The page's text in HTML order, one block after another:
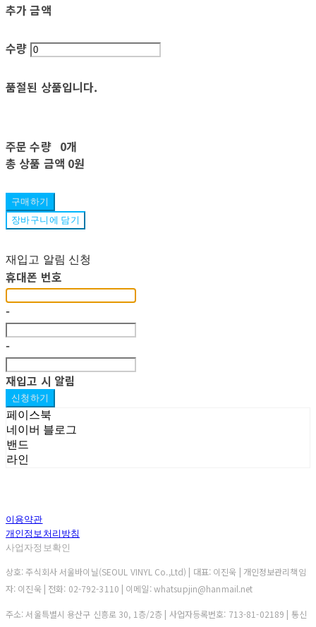
추가 금액
수량
품절된 상품입니다.
주문 수량 0개
총 상품 금액 0원
구매하기
장바구니에 담기
재입고 알림 신청
휴대폰 번호
-
-
재입고 시 알림
신청하기
페이스북
네이버 블로그
밴드
라인
이용약관
개인정보처리방침
사업자정보확인
상호: 주식회사 서울바이닐(SEOUL VINYL Co.,Ltd) | 대표: 이진욱 | 개인정보관리책임
자: 이진욱 | 전화: 02-792-3110 | 이메일: whatsupjin@hanmail.net
주소: 서울특별시 용산구 신흥로 30, 1층/2층 | 사업자등록번호: 713-81-02189 | 통신